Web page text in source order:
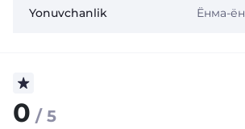
Yonuvchanlik Ёнма-ён
0 / 5